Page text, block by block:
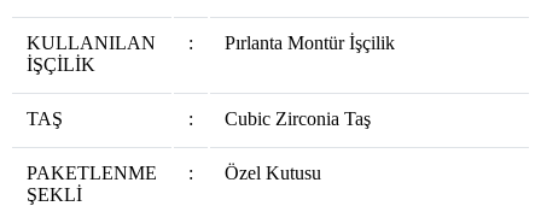
KULLANILAN
İŞÇİLİK
: Pırlanta Montür İşçilik
TAŞ : Cubic Zirconia Taş
PAKETLENME
ŞEKLİ
: Özel Kutusu